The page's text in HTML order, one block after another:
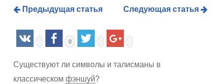
Предыдущая статья Следующая статья
0
Существуют ли символы и талисманы в
классическом фэншуй?